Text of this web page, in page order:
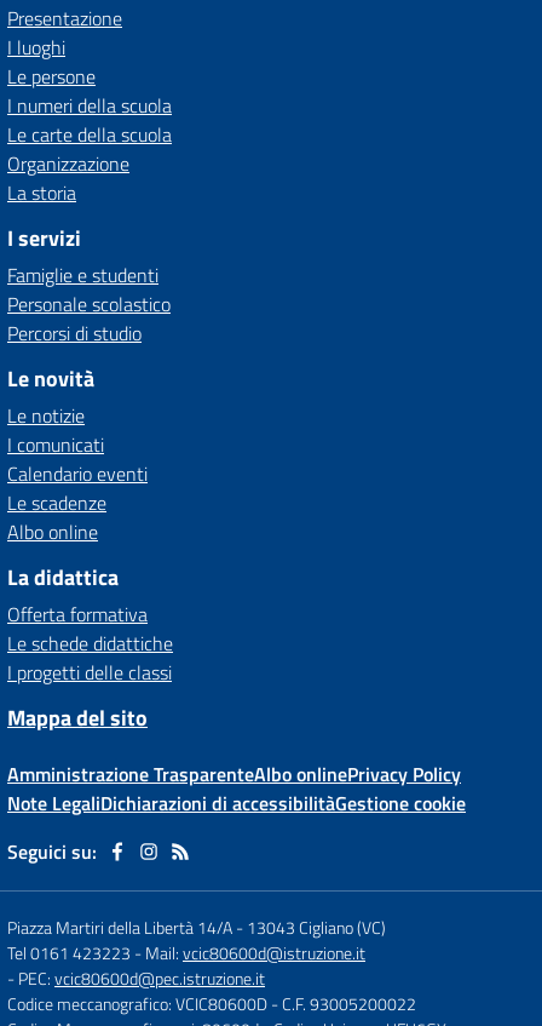
Presentazione
I luoghi
Le persone
I numeri della scuola
Le carte della scuola
Organizzazione
La storia
I servizi
Famiglie e studenti
Personale scolastico
Percorsi di studio
Le novità
Le notizie
I comunicati
Calendario eventi
Le scadenze
Albo online
La didattica
Offerta formativa
Le schede didattiche
I progetti delle classi
Mappa del sito
Amministrazione TrasparenteAlbo onlinePrivacy Policy
Note LegaliDichiarazioni di accessibilitàGestione cookie
Seguici su:
Piazza Martiri della Libertà 14/A-13043 Cigliano (VC)
Tel 0161 423223 - Mail:vcic80600d@istruzione.it
- PEC:vcic80600d@pec.istruzione.it
Codice meccanografico: VCIC80600D- C.F. 93005200022